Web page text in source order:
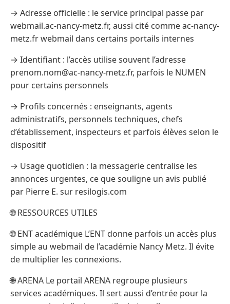
→ Adresse officielle : le service principal passe par
webmail.ac-nancy-metz.fr, aussi cité comme ac-nancy-
metz.fr webmail dans certains portails internes
→ Identifiant : l’accès utilise souvent l’adresse
prenom.nom@ac-nancy-metz.fr, parfois le NUMEN
pour certains personnels
→ Profils concernés : enseignants, agents
administratifs, personnels techniques, chefs
d’établissement, inspecteurs et parfois élèves selon le
dispositif
→ Usage quotidien : la messagerie centralise les
annonces urgentes, ce que souligne un avis publié
par Pierre E. sur resilogis.com
🌐 RESSOURCES UTILES
🌐 ENT académique L’ENT donne parfois un accès plus
simple au webmail de l’académie Nancy Metz. Il évite
de multiplier les connexions.
🌐 ARENA Le portail ARENA regroupe plusieurs
services académiques. Il sert aussi d’entrée pour la